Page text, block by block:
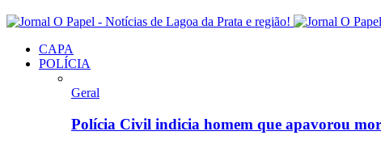
CAPA
POLÍCIA
Geral
Polícia Civil indicia homem que apavorou